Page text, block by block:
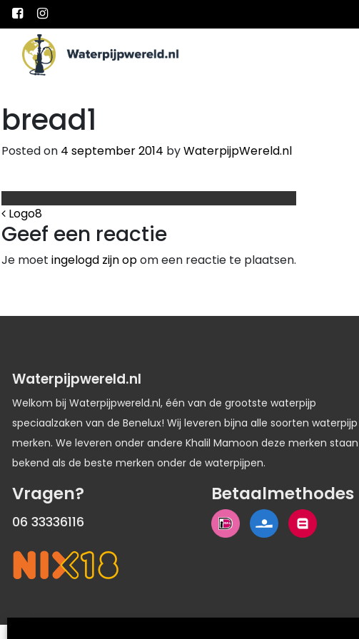
Main Navigation
bread1
Posted on 4 september 2014 byWaterpijpWereld.nl
Bericht Navigatie
Logo8
Geef een reactie
Je moet ingelogd zijn opom een reactie te plaatsen.
Waterpijpwereld.nl
Welkom bij Waterpijpwereld.nl, één van de grootste waterpijp
speciaalzaken van de Benelux! Wij leveren bijna alle soorten waterpijp
merken. We leveren onder andere Khalil Mamoon deze merken staan
bekend als de beste merken onder de waterpijpen.
Vragen?
06 33336116
Betaalmethodes